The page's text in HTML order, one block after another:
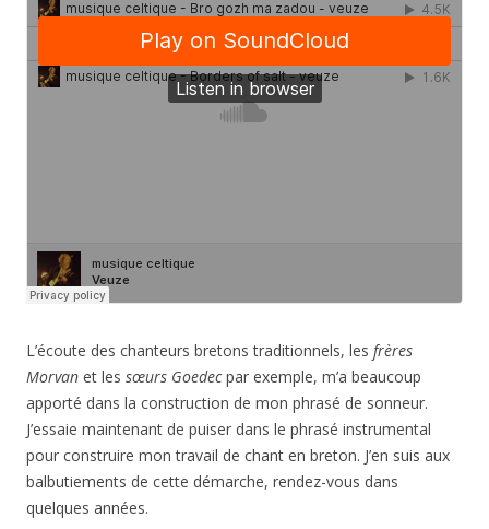
L’écoute des chanteurs bretons traditionnels, les frères
Morvan et les sœurs Goedecpar exemple, m’a beaucoup
apporté dans la construction de mon phrasé de sonneur.
J’essaie maintenant de puiser dans le phrasé instrumental
pour construire mon travail de chant en breton. J’en suis aux
balbutiements de cette démarche, rendez-vous dans
quelques années.